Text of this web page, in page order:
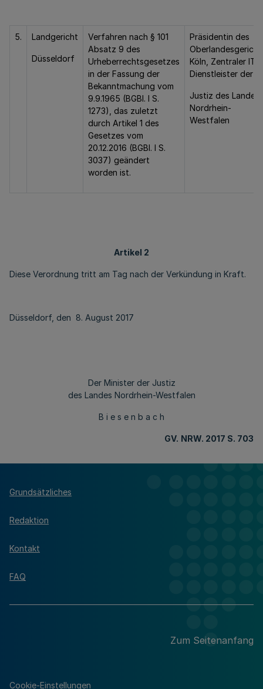
5. Landgericht
Düsseldorf
Verfahren nach § 101
Absatz 9 des
Urheberrechtsgesetzes
in der Fassung der
Bekanntmachung vom
9.9.1965 (BGBl. I S.
1273), das zuletzt
durch Artikel 1 des
Gesetzes vom
20.12.2016 (BGBl. I S.
3037) geändert
worden ist.
Präsidentin des
Köln, Zentraler IT-
Dienstleister der
Justiz des Landes
Nordrhein-
Westfalen
Artikel 2
Diese Verordnung tritt am Tag nach der Verkündung in Kraft.
Düsseldorf, den 8. August 2017
Der Minister der Justiz
des Landes Nordrhein-Westfalen
B i e s e n b a c h
GV. NRW. 2017 S. 703
Grundsätzliches
Redaktion
Kontakt
FAQ
Zum Seitenanfang
Cookie-Einstellungen